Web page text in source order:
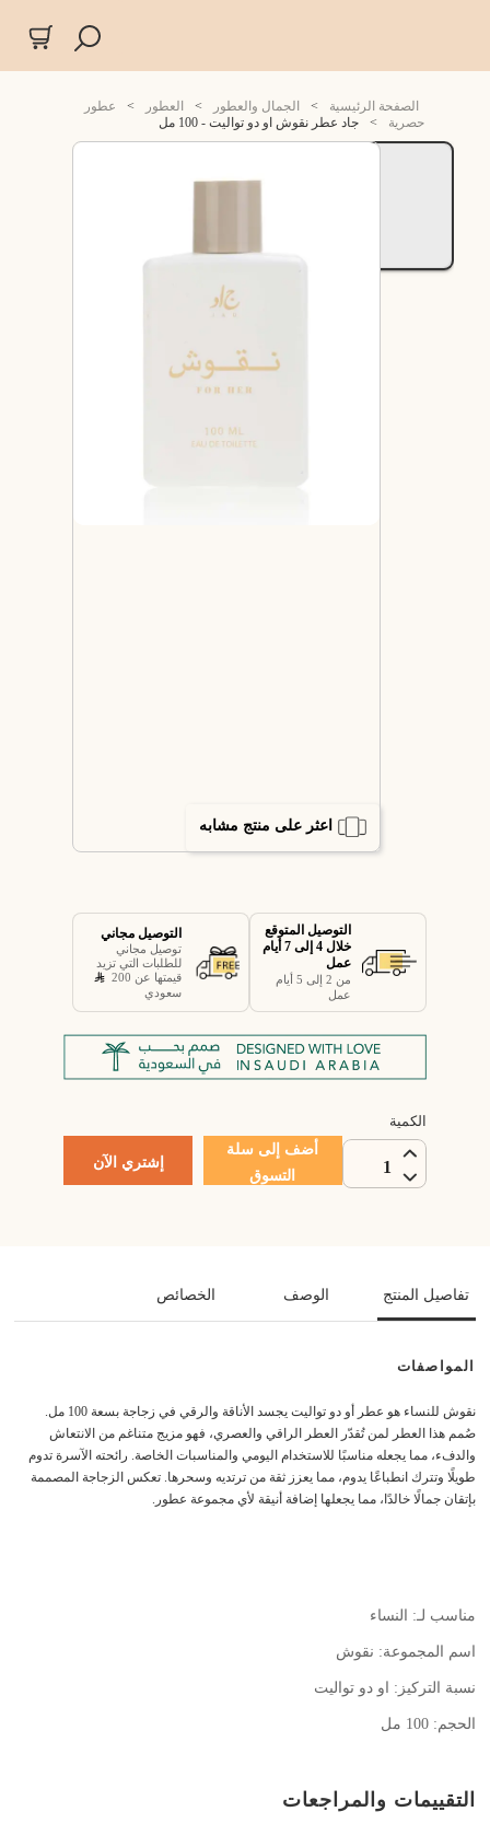
الصفحة الرئيسية > الجمال والعطور > العطور >
عطور
حصرية
> جاد عطر نقوش او دو تواليت - 100 مل
اعثر على منتج مشابه
التوصيل المتوقع
خلال 4 إلى 7 أيام
عمل
من 2 إلى 5 أيام
عمل
التوصيل مجاني
توصيل مجاني
للطلبات التي تزيد
قيمتها عن 200
سعودي
الكمية
1
أضف إلى سلة
التسوق
إشتري الآن
تفاصيل المنتج الوصف الخصائص
المواصفات
نقوش للنساء هو عطر أو دو تواليت يجسد الأناقة والرقي في زجاجة بسعة 100 مل.
صُمم هذا العطر لمن تُقدّر العطر الراقي والعصري، فهو مزيج متناغم من الانتعاش
والدفء، مما يجعله مناسبًا للاستخدام اليومي والمناسبات الخاصة. رائحته الآسرة تدوم
طويلًا وتترك انطباعًا يدوم، مما يعزز ثقة من ترتديه وسحرها. تعكس الزجاجة المصممة
بإتقان جمالًا خالدًا، مما يجعلها إضافة أنيقة لأي مجموعة عطور.
مناسب لـ: النساء
اسم المجموعة: نقوش
نسبة التركيز: او دو تواليت
الحجم: 100 مل
التقييمات والمراجعات